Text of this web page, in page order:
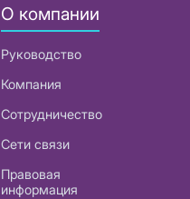
О компании
Руководство
Компания
Сотрудничество
Сети связи
Правовая
информация